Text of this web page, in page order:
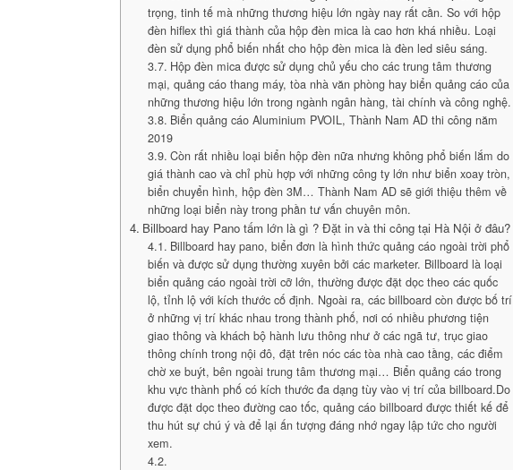
trọng, tinh tế mà những thương hiệu lớn ngày nay rất cần. So với hộp
đèn hiflex thì giá thành của hộp đèn mica là cao hơn khá nhiều. Loại
đèn sử dụng phổ biến nhất cho hộp đèn mica là đèn led siêu sáng.
Hộp đèn mica được sử dụng chủ yếu cho các trung tâm thương
mại, quảng cáo thang máy, tòa nhà văn phòng hay biển quảng cáo của
những thương hiệu lớn trong ngành ngân hàng, tài chính và công nghệ.
Biển quảng cáo Aluminium PVOIL, Thành Nam AD thi công năm
2019
Còn rất nhiều loại biển hộp đèn nữa nhưng không phổ biến lắm do
giá thành cao và chỉ phù hợp với những công ty lớn như biển xoay tròn,
biển chuyển hình, hộp đèn 3M… Thành Nam AD sẽ giới thiệu thêm về
những loại biển này trong phần tư vấn chuyên môn.
Billboard hay Pano tấm lớn là gì ? Đặt in và thi công tại Hà Nội ở đâu?
Billboard hay pano, biển đơn là hình thức quảng cáo ngoài trời phổ
biến và được sử dụng thường xuyên bởi các marketer. Billboard là loại
biển quảng cáo ngoài trời cỡ lớn, thường được đặt dọc theo các quốc
lộ, tỉnh lộ với kích thước cố định. Ngoài ra, các billboard còn được bố trí
ở những vị trí khác nhau trong thành phố, nơi có nhiều phương tiện
giao thông và khách bộ hành lưu thông như ở các ngã tư, trục giao
thông chính trong nội đô, đặt trên nóc các tòa nhà cao tầng, các điểm
chờ xe buýt, bên ngoài trung tâm thương mại… Biển quảng cáo trong
khu vực thành phố có kích thước đa dạng tùy vào vị trí của billboard.Do
được đặt dọc theo đường cao tốc, quảng cáo billboard được thiết kế để
thu hút sự chú ý và để lại ấn tượng đáng nhớ ngay lập tức cho người
xem.